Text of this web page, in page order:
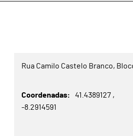
Rua Camilo Castelo Branco,
Coordenadas
41.4389127
-8.2914591